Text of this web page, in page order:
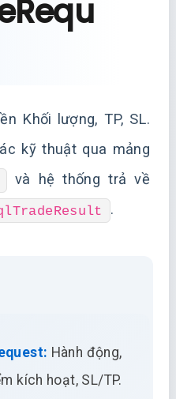
Khối lượng, TP, SL.
kỹ thuật qua mảng
và hệ thống trả về
.
Hành động,
kích hoạt, SL/TP.